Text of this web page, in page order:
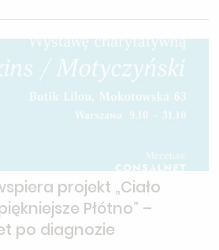
projekt „Ciało
Płótno” –
po diagnozie